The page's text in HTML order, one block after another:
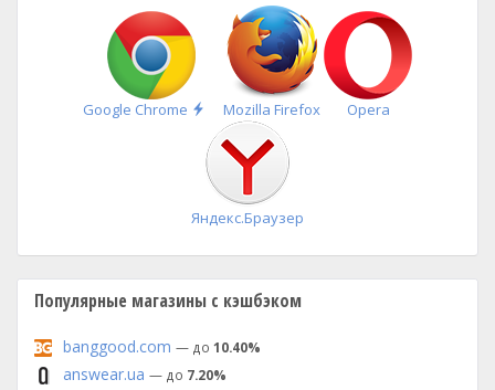
Google Chrome
Быстрая
установка
Mozilla Firefox Opera
Яндекс.Браузер
Популярные магазины с кэшбэком
banggood.com — до 10.40%
answear.ua — до 7.20%